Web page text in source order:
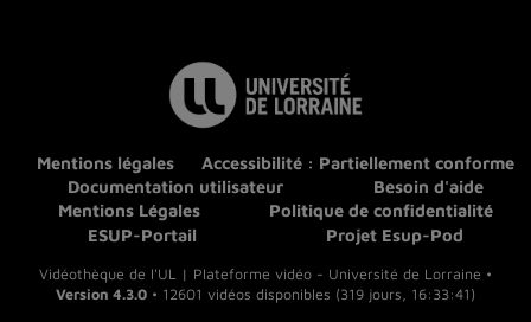
Mentions légales
Accessibilité : Partiellement conforme
Documentation utilisateur
Besoin d'aide
Mentions Légales
Politique de confidentialité
ESUP-Portail
Projet Esup-Pod
Vidéothèque de l'UL | Plateforme vidéo - Université de Lorraine •
Version 4.3.0 • 12601 vidéos disponibles (319 jours, 16:33:41)